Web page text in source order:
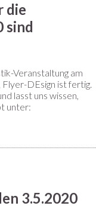
die
sind
Veranstaltung am
Flyer-DEsign ist fertig.
lasst uns wissen,
unter:
3.5.2020